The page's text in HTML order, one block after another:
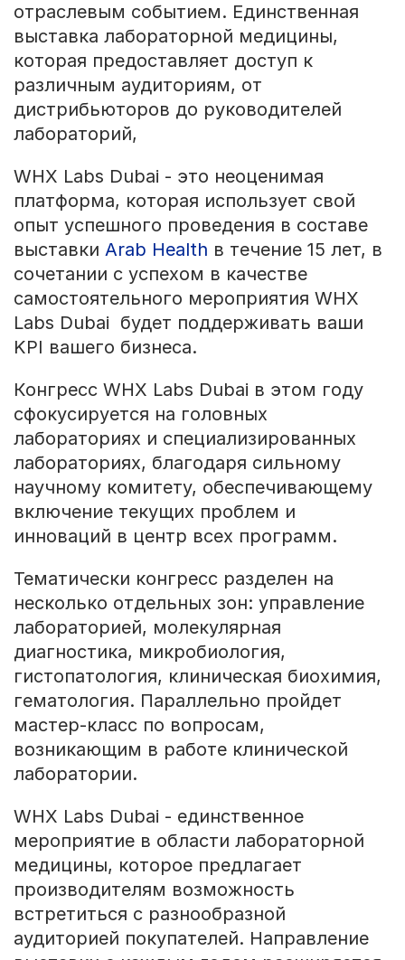
отраслевым событием. Единственная
выставка лабораторной медицины,
которая предоставляет доступ к
различным аудиториям, от
дистрибьюторов до руководителей
лабораторий,
WHX Labs Dubai - это неоценимая
платформа, которая использует свой
опыт успешного проведения в составе
выставки Arab Health в течение 15 лет, в
сочетании с успехом в качестве
самостоятельного мероприятия WHX
Labs Dubai будет поддерживать ваши
KPI вашего бизнеса.
Конгресс WHX Labs Dubai в этом году
сфокусируется на головных
лабораториях и специализированных
лабораториях, благодаря сильному
научному комитету, обеспечивающему
включение текущих проблем и
инноваций в центр всех программ.
Тематически конгресс разделен на
несколько отдельных зон: управление
лабораторией, молекулярная
диагностика, микробиология,
гистопатология, клиническая биохимия,
гематология. Параллельно пройдет
мастер-класс по вопросам,
возникающим в работе клинической
лаборатории.
WHX Labs Dubai - единственное
мероприятие в области лабораторной
медицины, которое предлагает
производителям возможность
встретиться с разнообразной
аудиторией покупателей. Направление